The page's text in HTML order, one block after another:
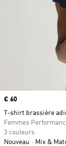
Prix
€ 60
T-shirt brassière
Femmes
3 couleurs
Nouveau
Mix &